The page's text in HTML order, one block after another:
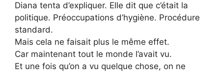
Diana tenta d’expliquer. Elle dit que c’était la
politique. Préoccupations d’hygiène. Procédure
standard.
Mais cela ne faisait plus le même effet.
Car maintenant tout le monde l’avait vu.
Et une fois qu’on a vu quelque chose, on ne